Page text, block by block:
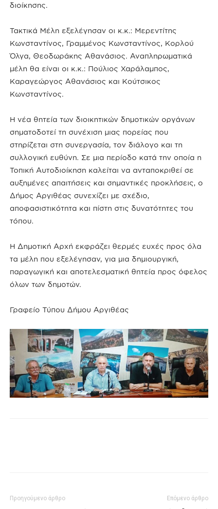
διοίκησης.
Τακτικά Μέλη εξελέγησαν οι κ.κ.: Μερεντίτης
Κωνσταντίνος, Γραμμένος Κωνσταντίνος, Κορλού
Όλγα, Θεοδωράκης Αθανάσιος. Αναπληρωματικά
μέλη θα είναι οι κ.κ.: Πούλιος Χαράλαμπος,
Καραγεώργος Αθανάσιος και Κούτσικος
Κωνσταντίνος.
Η νέα θητεία των διοικητικών δημοτικών οργάνων
σηματοδοτεί τη συνέχιση μιας πορείας που
στηρίζεται στη συνεργασία, τον διάλογο και τη
συλλογική ευθύνη. Σε μια περίοδο κατά την οποία η
Τοπική Αυτοδιοίκηση καλείται να ανταποκριθεί σε
αυξημένες απαιτήσεις και σημαντικές προκλήσεις, ο
Δήμος Αργιθέας συνεχίζει με σχέδιο,
αποφασιστικότητα και πίστη στις δυνατότητες του
τόπου.
Η Δημοτική Αρχή εκφράζει θερμές ευχές προς όλα
τα μέλη που εξελέγησαν, για μια δημιουργική,
παραγωγική και αποτελεσματική θητεία προς όφελος
όλων των δημοτών.
Γραφείο Τύπου Δήμου Αργιθέας
Προηγούμενο άρθρο Επόμενο άρθρο